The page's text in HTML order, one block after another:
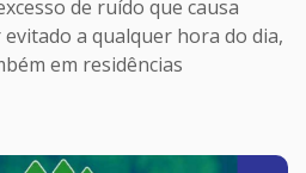
de ruído que causa
a qualquer hora do dia,
em residências